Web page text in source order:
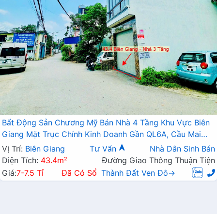
Bất Động Sản Chương Mỹ Bán Nhà 4 Tầng Khu Vực Biên
Giang Mặt Trục Chính Kinh Doanh Gần QL6A, Cầu Mai
Lĩnh Đang Mở Rộng
Vị Trí: Biên Giang Tư Vấn
Nhà Dân Sinh Bán
Diện Tích: 43.4m²
Đường Giao Thông Thuận Tiện
Giá:7-7.5 Tỉ Đã Có Sổ Thành Đất Ven Đô→